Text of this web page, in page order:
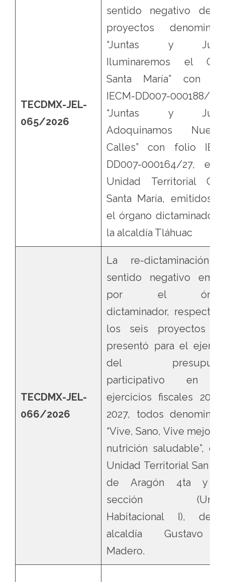
TECDMX-JEL-
065/2026
sentido negativo de
proyectos
“Juntas y
Iluminaremos el
Santa María” con
IECM-DD007-000188/
“Juntas y
Adoquinamos
Calles” con folio
DD007-000164/27, en
Unidad Territorial
Santa María, emitidos
el órgano dictaminador
la alcaldía Tláhuac
TECDMX-JEL-
066/2026
La re-dictaminación
sentido negativo
por el
dictaminador, respecto
los seis proyectos
presentó para el
del
participativo en
ejercicios fiscales
2027, todos
“Vive, Sano, Vive mejor
nutrición saludable”, en
Unidad Territorial San
de Aragón 4ta y
sección
Habitacional I), de
alcaldía Gustavo
Madero.